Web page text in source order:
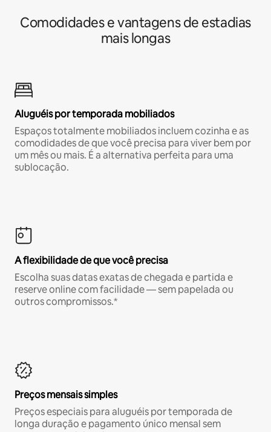
Comodidades e vantagens de estadias
mais longas
Aluguéis por temporada mobiliados
Espaços totalmente mobiliados incluem cozinha e as
comodidades de que você precisa para viver bem por
um mês ou mais. É a alternativa perfeita para uma
sublocação.
A flexibilidade de que você precisa
Escolha suas datas exatas de chegada e partida e
reserve online com facilidade — sem papelada ou
outros compromissos.*
Preços mensais simples
Preços especiais para aluguéis por temporada de
longa duração e pagamento único mensal sem